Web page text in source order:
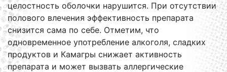
целостность оболочки нарушится. При отсутствии
полового влечения эффективность препарата
снизится сама по себе. Отметим, что
одновременное употребление алкоголя, сладких
продуктов и Камагры снижает активность
препарата и может вызвать аллергические